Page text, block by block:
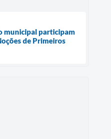
municipal participam
de Primeiros